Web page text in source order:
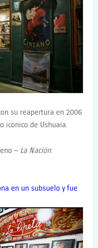
su reapertura en 2006
icónico de Ushuaia.
– La Nación.
en un subsuelo y fue